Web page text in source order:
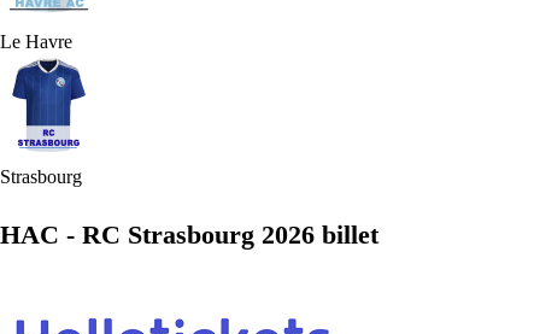
Le Havre
Strasbourg
HAC - RC Strasbourg 2026 billet